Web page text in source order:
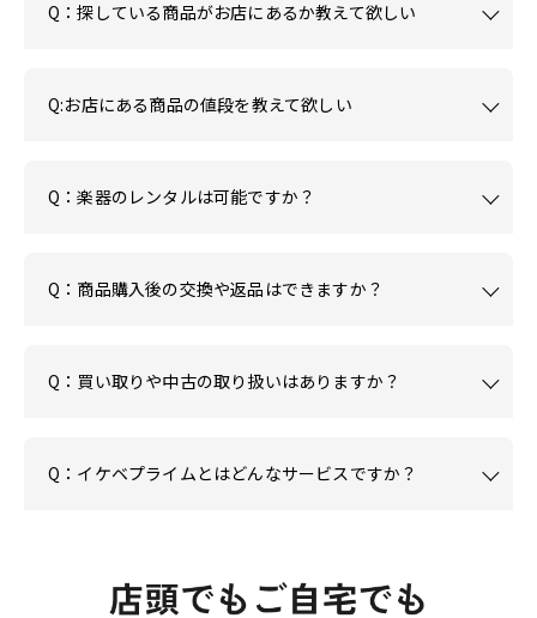
Q：探している商品がお店にあるか教えて欲しい
Q:お店にある商品の値段を教えて欲しい
Q：楽器のレンタルは可能ですか？
Q：商品購入後の交換や返品はできますか？
Q：買い取りや中古の取り扱いはありますか？
Q：イケベプライムとはどんなサービスですか？